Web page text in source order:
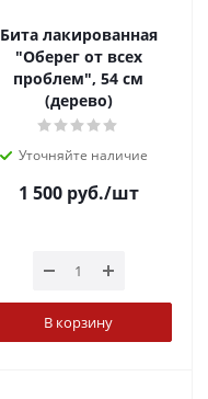
Бита лакированная
"Оберег от всех
проблем", 54 см
(дерево)
Уточняйте наличие
1 500руб./шт
В корзину